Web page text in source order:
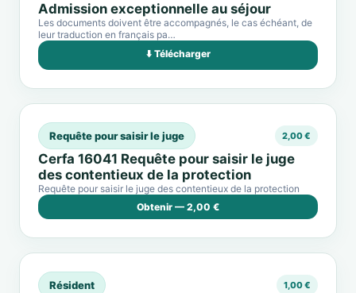
Admission exceptionnelle au séjour
Les documents doivent être accompagnés, le cas échéant, de
leur traduction en français pa…
⬇️ Télécharger
Requête pour saisir le juge 2,00 €
Cerfa 16041 Requête pour saisir le juge
des contentieux de la protection
Requête pour saisir le juge des contentieux de la protection
Obtenir — 2,00 €
Résident 1,00 €